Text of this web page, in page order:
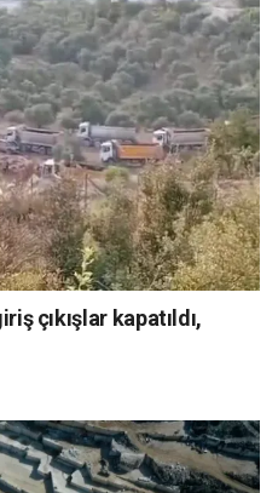
çıkışlar kapatıldı,